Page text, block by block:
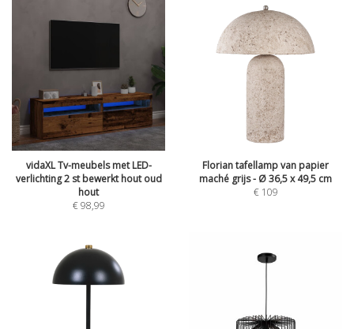
vidaXL Tv-meubels met LED-
verlichting 2 st bewerkt hout oud
hout
€98,99
Florian tafellamp van papier
maché grijs - Ø 36,5 x 49,5 cm
€ 109